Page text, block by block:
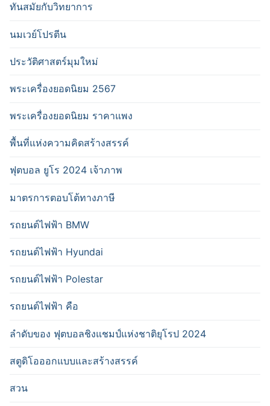
ทันสมัยกับวิทยาการ
นมเวย์โปรตีน
ประวัติศาสตร์มุมใหม่
พระเครื่องยอดนิยม 2567
พระเครื่องยอดนิยม ราคาแพง
พื้นที่แห่งความคิดสร้างสรรค์
ฟุตบอล ยูโร 2024 เจ้าภาพ
มาตรการตอบโต้ทางภาษี
รถยนต์ไฟฟ้า BMW
รถยนต์ไฟฟ้า Hyundai
รถยนต์ไฟฟ้า Polestar
รถยนต์ไฟฟ้า คือ
ลำดับของ ฟุตบอลชิงแชมป์แห่งชาติยุโรป 2024
สตูดิโอออกแบบและสร้างสรรค์
สวน